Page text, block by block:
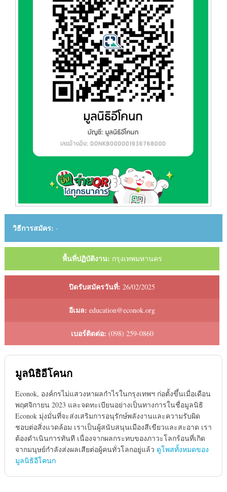
วิธีการสมัคร: -
พื้นที่ปฏิบัติงาน: กรุงเทพมหานคร
ปิดรับสมัครวันที่: 26/02/2025
อีเมล: education@econok.org
เบอร์ติดต่อ: (098) 259-0860
มูลนิธิอีโคนก
Econok, องค์กรไม่แสวงหาผลกําไรในกรุงเทพฯ ก่อตั้งขึ้นเมื่อเดือน
พฤศจิกายน 2023 และจดทะเบียนอย่างเป็นทางการในชื่อมูลนิธิ
Econok มุ่งมั่นที่จะส่งเสริมการอนุรักษ์พลังงานและความรับผิด
ชอบต่อสิ่งแวดล้อม เราเป็นผู้สนับสนุนเมืองสีเขียวและสะอาด เรา
ต้องดําเนินการทันที เนื่องจากผลกระทบของภาวะโลกร้อนที่เกิด
จากมนุษย์กําลังส่งผลเสียต่อผู้คนทั่วโลกอยู่แล้ว ดูโพสทั้งหมดของ
มูลนิธิอีโคนก